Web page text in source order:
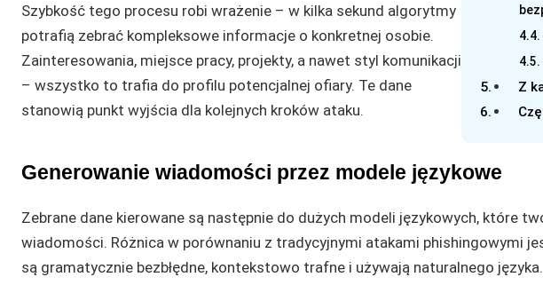
Z
Szybkość tego procesu robi wrażenie – w kilka sekund algorytmy
potrafią zebrać kompleksowe informacje o konkretnej osobie.
Zainteresowania, miejsce pracy, projekty, a nawet styl komunikacji
– wszystko to trafia do profilu potencjalnej ofiary. Te dane
stanowią punkt wyjścia dla kolejnych kroków ataku.
Generowanie wiadomości przez modele językowe
Zebrane dane kierowane są następnie do dużych modeli językowych, które
wiadomości. Różnica w porównaniu z tradycyjnymi atakami phishingowymi
są gramatycznie bezbłędne, kontekstowo trafne i używają naturalnego języka.